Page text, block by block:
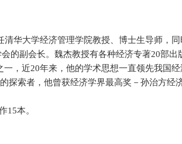
华大学经济管理学院教授、博士生导师，
的副会长。魏杰教授有各种经济专著20部出
，近20年来，他的学术思想一直领先我国
探索者，他曾获经济学界最高奖－孙治方经
15本。